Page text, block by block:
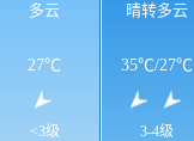
多云
27℃
<3级
晴转多云
35℃/27℃
3-4级